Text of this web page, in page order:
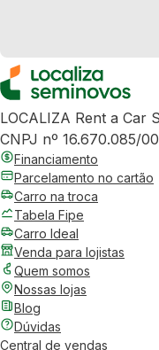
LOCALIZA Rent a Car
CNPJ nº 16.670.085/
Financiamento
Parcelamento no cartão
Carro na troca
Tabela Fipe
Carro Ideal
Venda para lojistas
Quem somos
Nossas lojas
Blog
Dúvidas
Central de vendas